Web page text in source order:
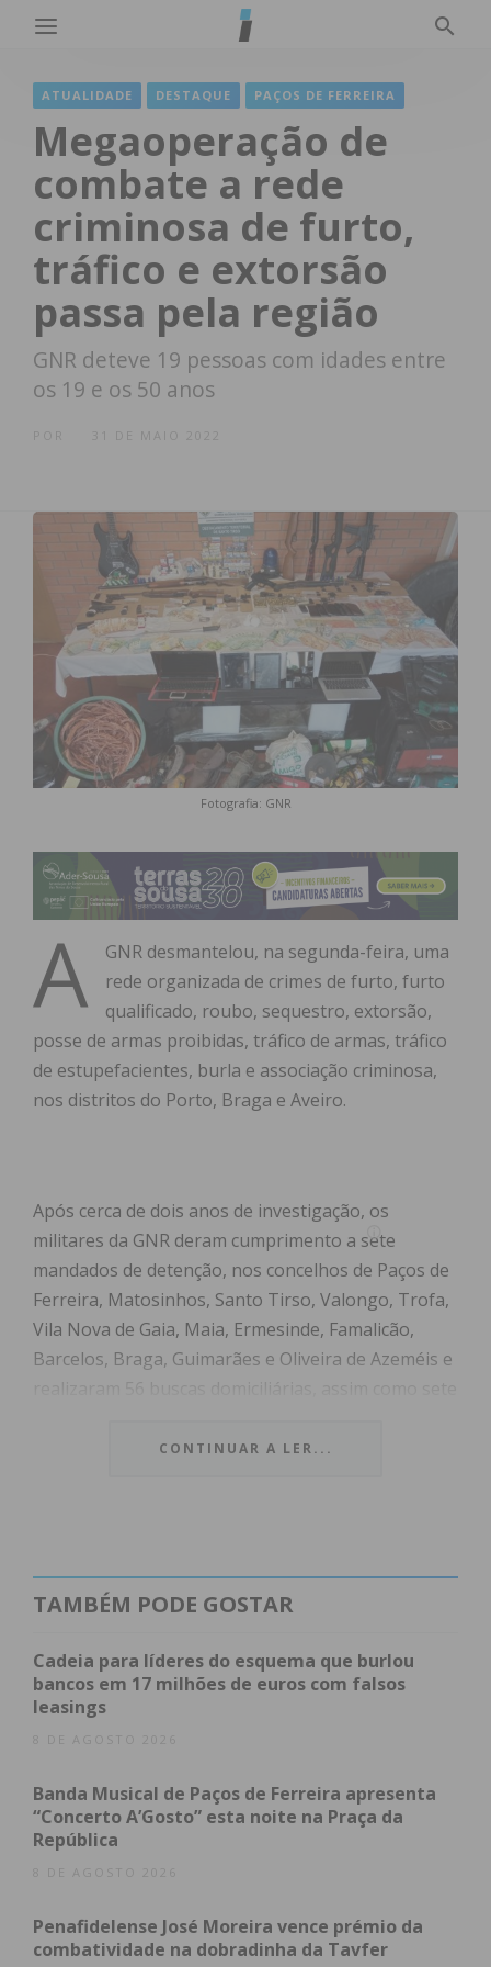
ATUALIDADE DESTAQUE PAÇOS DE FERREIRA
Megaoperação de
combate a rede
criminosa de furto,
tráfico e extorsão
passa pela região
GNR deteve 19 pessoas com idades entre
os 19 e os 50 anos
31 DE MAIO 2022
Fotografia: GNR
A
GNR desmantelou, na segunda-feira, uma
rede organizada de crimes de furto, furto
qualificado, roubo, sequestro, extorsão,
posse de armas proibidas, tráfico de armas, tráfico
de estupefacientes, burla e associação criminosa,
nos distritos do Porto, Braga e Aveiro.
Após cerca de dois anos de investigação, os
militares da GNR deram cumprimento a sete
mandados de detenção, nos concelhos de Paços de
Ferreira, Matosinhos, Santo Tirso, Valongo, Trofa,
Vila Nova de Gaia, Maia, Ermesinde, Famalicão,
Barcelos, Braga, Guimarães e Oliveira de Azeméis e
As buscas efetuadas permitiram a apreensão de
várias armas de fogo, assim como mais de 700
munições, veículos de média e alta gama, mais de
17 mil euros em dinheiro, mais de mil doses de
haxixe, heroína e cocaína e várias peças de ouro
apreendido completo:
8 armas de fogo (5 pistolas, 1 revólver e 2
7 armas de recreio;
CONTINUAR A LER...
TAMBÉM PODE GOSTAR
Cadeia para líderes do esquema que burlou
bancos em 17 milhões de euros com falsos
leasings
8 DE AGOSTO 2026
Banda Musical de Paços de Ferreira apresenta
“Concerto A’Gosto” esta noite na Praça da
República
8 DE AGOSTO 2026
Penafidelense José Moreira vence prémio da
combatividade na dobradinha da Tavfer